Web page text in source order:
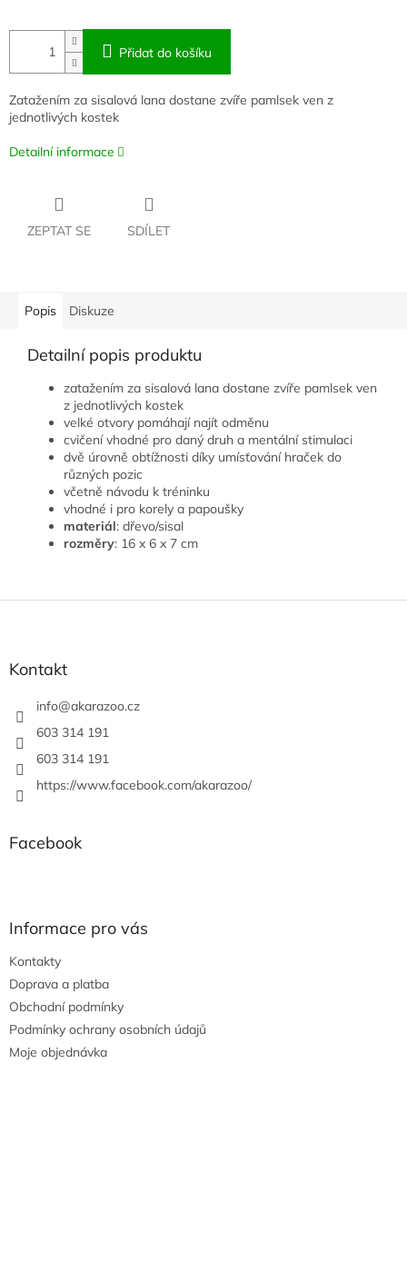
Přidat do košíku
Zatažením za sisalová lana dostane zvíře pamlsek ven z
jednotlivých kostek
Detailní informace
ZEPTAT SE SDÍLET
Popis Diskuze
Detailní popis produktu
zatažením za sisalová lana dostane zvíře pamlsek ven
z jednotlivých kostek
velké otvory pomáhají najít odměnu
cvičení vhodné pro daný druh a mentální stimulaci
dvě úrovně obtížnosti díky umísťování hraček do
různých pozic
včetně návodu k tréninku
vhodné i pro korely a papoušky
materiál: dřevo/sisal
rozměry: 16 x 6 x 7 cm
Kontakt
info@akarazoo.cz
603 314 191
603 314 191
https://www.facebook.com/akarazoo/
Facebook
Informace pro vás
Kontakty
Doprava a platba
Obchodní podmínky
Podmínky ochrany osobních údajů
Moje objednávka